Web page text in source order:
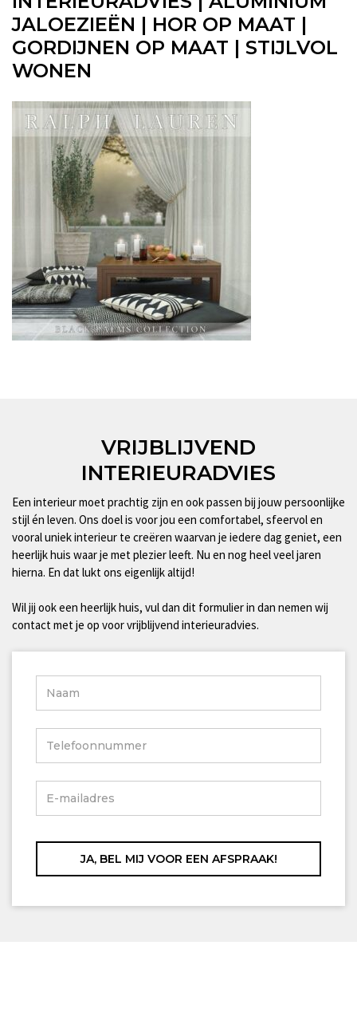
JALOEZIEËN | HOR OP MAAT |
GORDIJNEN OP MAAT | STIJLVOL
WONEN
VRIJBLIJVEND
INTERIEURADVIES
Een interieur moet prachtig zijn en ook passen bij jouw persoonlijke
stijl én leven. Ons doel is voor jou een comfortabel, sfeervol en
vooral uniek interieur te creëren waarvan je iedere dag geniet, een
heerlijk huis waar je met plezier leeft. Nu en nog heel veel jaren
hierna. En dat lukt ons eigenlijk altijd!
Wil jij ook een heerlijk huis, vul dan dit formulier in dan nemen wij
contact met je op voor vrijblijvend interieuradvies.